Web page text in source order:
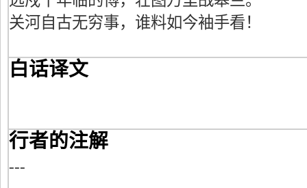
关河自古无穷事，谁料如今袖手看！
白话译文
行者的注解
---